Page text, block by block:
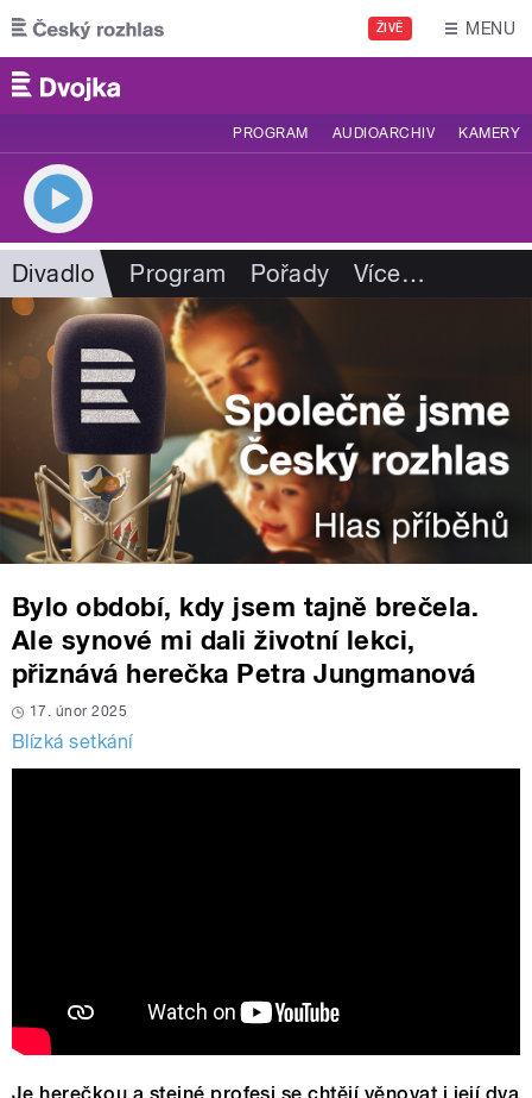
Přejít k hlavnímu obsahu
ŽIVĚ MENU
PROGRAM AUDIOARCHIV KAMERY
Divadlo Program Pořady Více…
Bylo období, kdy jsem tajně brečela.
Ale synové mi dali životní lekci,
přiznává herečka Petra Jungmanová
17. únor 2025
Blízká setkání